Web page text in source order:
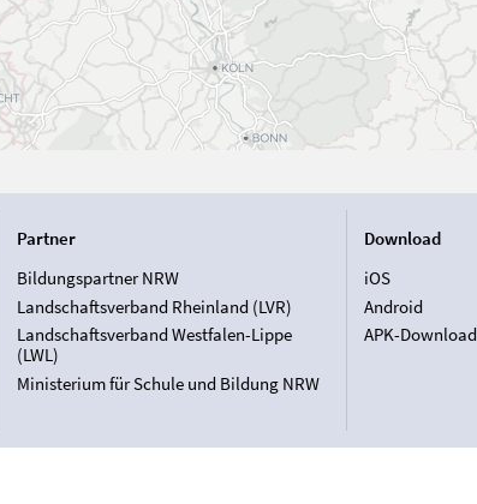
Partner
Bildungspartner NRW
Landschaftsverband Rheinland (LVR)
Landschaftsverband Westfalen-Lippe
(LWL)
Ministerium für Schule und Bildung NRW
Download
iOS
Android
APK-Download